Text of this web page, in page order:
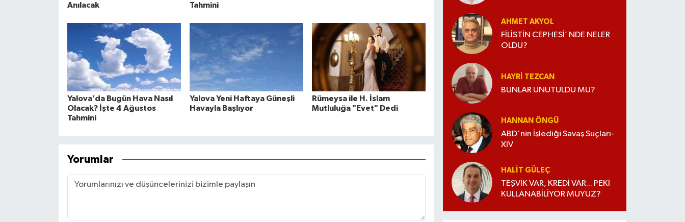
Anılacak
Tahmini
Yalova’da Bugün Hava Nasıl
Olacak? İşte 4 Ağustos
Tahmini
Yalova Yeni Haftaya Güneşli
Havayla Başlıyor
Rümeysa ile H. İslam
Mutluluğa "Evet" Dedi
Yorumlar
AHMET AKYOL
FİLİSTİN CEPHESİ’ NDE NELER
OLDU?
HAYRI TEZCAN
BUNLAR UNUTULDU MU?
HANNAN ÖNGÜ
ABD'nin İşlediği Savaş Suçları-
XIV
HALIT GÜLEÇ
TEŞVİK VAR, KREDİ VAR... PEKİ
KULLANABİLİYOR MUYUZ?